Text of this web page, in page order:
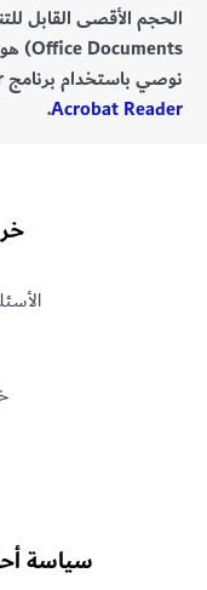
Office Documents) هو 40 ميغابايت.
نوصي باستخدام برنامج Acrobat Reader.
Acrobat Reader
.
سياسة